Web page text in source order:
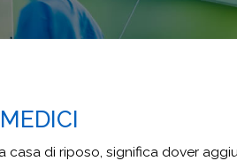
di riposo, significa dover